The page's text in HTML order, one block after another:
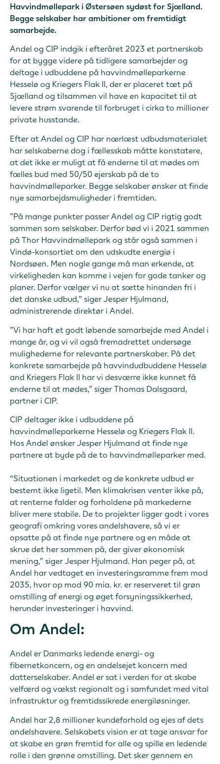
Havvindmøllepark i Østersøen sydøst for Sjælland.
Begge selskaber har ambitioner om fremtidigt
samarbejde.
Andel og CIP indgik i efteråret 2023 et partnerskab
for at bygge videre på tidligere samarbejder og
deltage i udbuddene på havvindmølleparkerne
Hesselø og Kriegers Flak II, der er placeret tæt på
Sjælland og tilsammen vil have en kapacitet til at
levere strøm svarende til forbruget i cirka to millioner
private husstande.
Efter at Andel og CIP har nærlæst udbudsmaterialet
har selskaberne dog i fællesskab måtte konstatere,
at det ikke er muligt at få enderne til at mødes om
fælles bud med 50/50 ejerskab på de to
havvindmølleparker. Begge selskaber ønsker at finde
nye samarbejdsmuligheder i fremtiden.
”På mange punkter passer Andel og CIP rigtig godt
sammen som selskaber. Derfor bød vi i 2021 sammen
på Thor Havvindmøllepark og står også sammen i
Vindø-konsortiet om den udskudte energiø i
Nordsøen. Men nogle gange må man erkende, at
virkeligheden kan komme i vejen for gode tanker og
planer. Derfor vælger vi nu at sætte hinanden fri i
det danske udbud,” siger Jesper Hjulmand,
administrerende direktør i Andel.
”Vi har haft et godt løbende samarbejde med Andel i
mange år, og vi vil også fremadrettet undersøge
mulighederne for relevante partnerskaber. På det
konkrete samarbejde på havvindudbuddene Hesselø
and Kriegers Flak II har vi desværre ikke kunnet få
enderne til at mødes,” siger Thomas Dalsgaard,
partner i CIP.
CIP deltager ikke i udbuddene på
havvindmølleparkerne Hesselø og Kriegers Flak II.
Hos Andel ønsker Jesper Hjulmand at finde nye
partnere at byde på de to havvindmølleparker med.
“Situationen i markedet og de konkrete udbud er
bestemt ikke ligetil. Men klimakrisen venter ikke på,
at renterne falder og forholdene på markederne
bliver mere stabile. De to projekter ligger godt i vores
geografi omkring vores andelshavere, så vi er
opsatte på at finde nye partnere og en måde at
skrue det her sammen på, der giver økonomisk
mening,” siger Jesper Hjulmand. Han peger på, at
Andel har vedtaget en investeringsramme frem mod
2035, hvor op mod 90 mia. kr. er reserveret til grøn
omstilling af energi og øget forsyningssikkerhed,
herunder investeringer i havvind.
Om Andel:
Andel er Danmarks ledende energi- og
fibernetkoncern, og en andelsejet koncern med
datterselskaber. Andel er sat i verden for at skabe
velfærd og vækst regionalt og i samfundet med vital
infrastruktur og fremtidssikrede energiløsninger.
Andel har 2,8 millioner kundeforhold og ejes af dets
andelshavere. Selskabets vision er at tage ansvar for
at skabe en grøn fremtid for alle og spille en ledende
rolle i den grønne omstilling. Det sker gennem en